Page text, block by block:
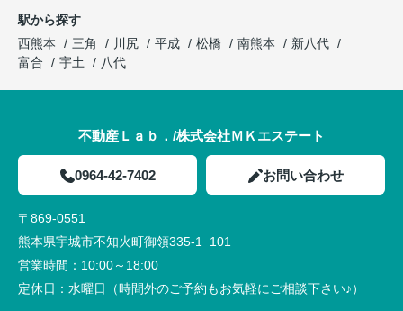
駅から探す
西熊本
三角 川尻 平成 松橋 南熊本
新八代
富合
宇土 八代
不動産Ｌａｂ．/株式会社ＭＫエステート
0964-42-7402 お問い合わせ
〒869-0551
熊本県宇城市不知火町御領335-1 101
営業時間： 10:00～18:00
定休日： 水曜日（時間外のご予約もお気軽にご相談下さい♪）